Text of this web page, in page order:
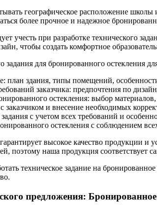
географическое расположение
более прочное и надежное
учесть при разработке технического
чтобы создать комфортное
задания для бронированного
план здания, типы помещений,
заказчика: предпочтения по
остекления: выбор
заказчиком и внесение необходимых
с учетом всех требований и
остекления с соблюдением
высокое качество продукции и
поэтому наша продукция соответствует
техническое задание на
предложения: